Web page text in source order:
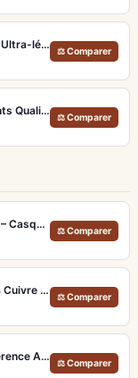
Sony WH-CH720N – Casque ANC 35h, Ultra-léger (192g) avec Processeur V1
⚖ Comparer
Philips SHK2000 – Casque Filaire Enfants Qualité Audio 85dB (99dB Sensibilité)
⚖ Comparer
Meze 99 Classics 2nd Gen Noyer/Gold – Casque Hi-Fi bois artisanal et son balancé
⚖ Comparer
Sennheiser Momentum True Wireless 4 Cuivre – Écouteurs audiophiles aptX Lossless et ANC adaptatif
⚖ Comparer
Focal Stellia – Casque Hi-Fi Fermé Référence Audiophile Portable
⚖ Comparer